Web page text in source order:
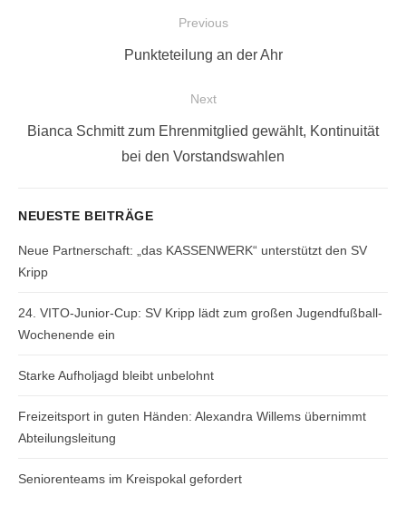
Beitragsnavigation
Previous
Previous
Punkteteilung an der Ahr
Next
Next
Bianca Schmitt zum Ehrenmitglied gewählt, Kontinuität
bei den Vorstandswahlen
NEUESTE BEITRÄGE
Neue Partnerschaft: „das KASSENWERK“ unterstützt den SV
Kripp
24. VITO-Junior-Cup: SV Kripp lädt zum großen Jugendfußball-
Wochenende ein
Starke Aufholjagd bleibt unbelohnt
Freizeitsport in guten Händen: Alexandra Willems übernimmt
Abteilungsleitung
Seniorenteams im Kreispokal gefordert